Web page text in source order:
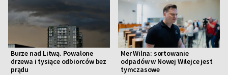
Burze nad Litwą. Powalone
drzewa i tysiące odbiorców bez
prądu
Mer Wilna: sortowanie
odpadów w Nowej Wilejce jest
tymczasowe